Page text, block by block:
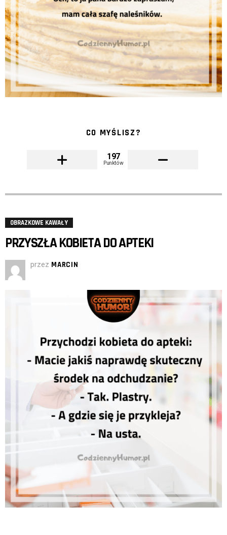
CO MYŚLISZ?
197
Punktów
OBRAZKOWE KAWAŁY
PRZYSZŁA KOBIETA DO APTEKI
przez MARCIN